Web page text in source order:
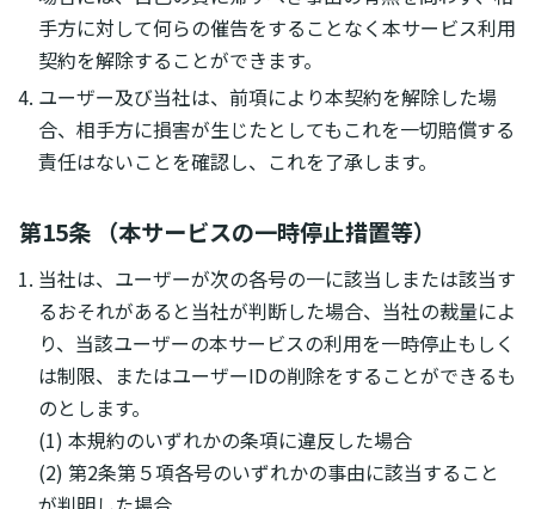
手方に対して何らの催告をすることなく本サービス利用
契約を解除することができます。
ユーザー及び当社は、前項により本契約を解除した場
合、相手方に損害が生じたとしてもこれを一切賠償する
責任はないことを確認し、これを了承します。
第15条 （本サービスの一時停止措置等）
当社は、ユーザーが次の各号の一に該当しまたは該当す
るおそれがあると当社が判断した場合、当社の裁量によ
り、当該ユーザーの本サービスの利用を一時停止もしく
は制限、またはユーザーIDの削除をすることができるも
のとします。
(1) 本規約のいずれかの条項に違反した場合
(2) 第2条第５項各号のいずれかの事由に該当すること